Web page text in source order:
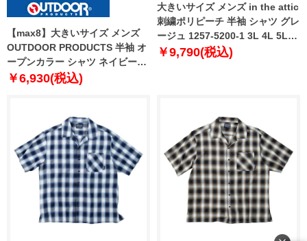
【max8】大きいサイズ メンズ
OUTDOOR PRODUCTS 半袖 オ
ープンカラー シャツ ネイビー
1257-4222-3 3L 4L 5L 6L 7L 8L
￥6,930(税込)
大きいサイズ メンズ in the attic
刺繍ポリピーチ 半袖 シャツ グレ
ージュ 1257-5200-1 3L 4L 5L
6L
￥9,790(税込)